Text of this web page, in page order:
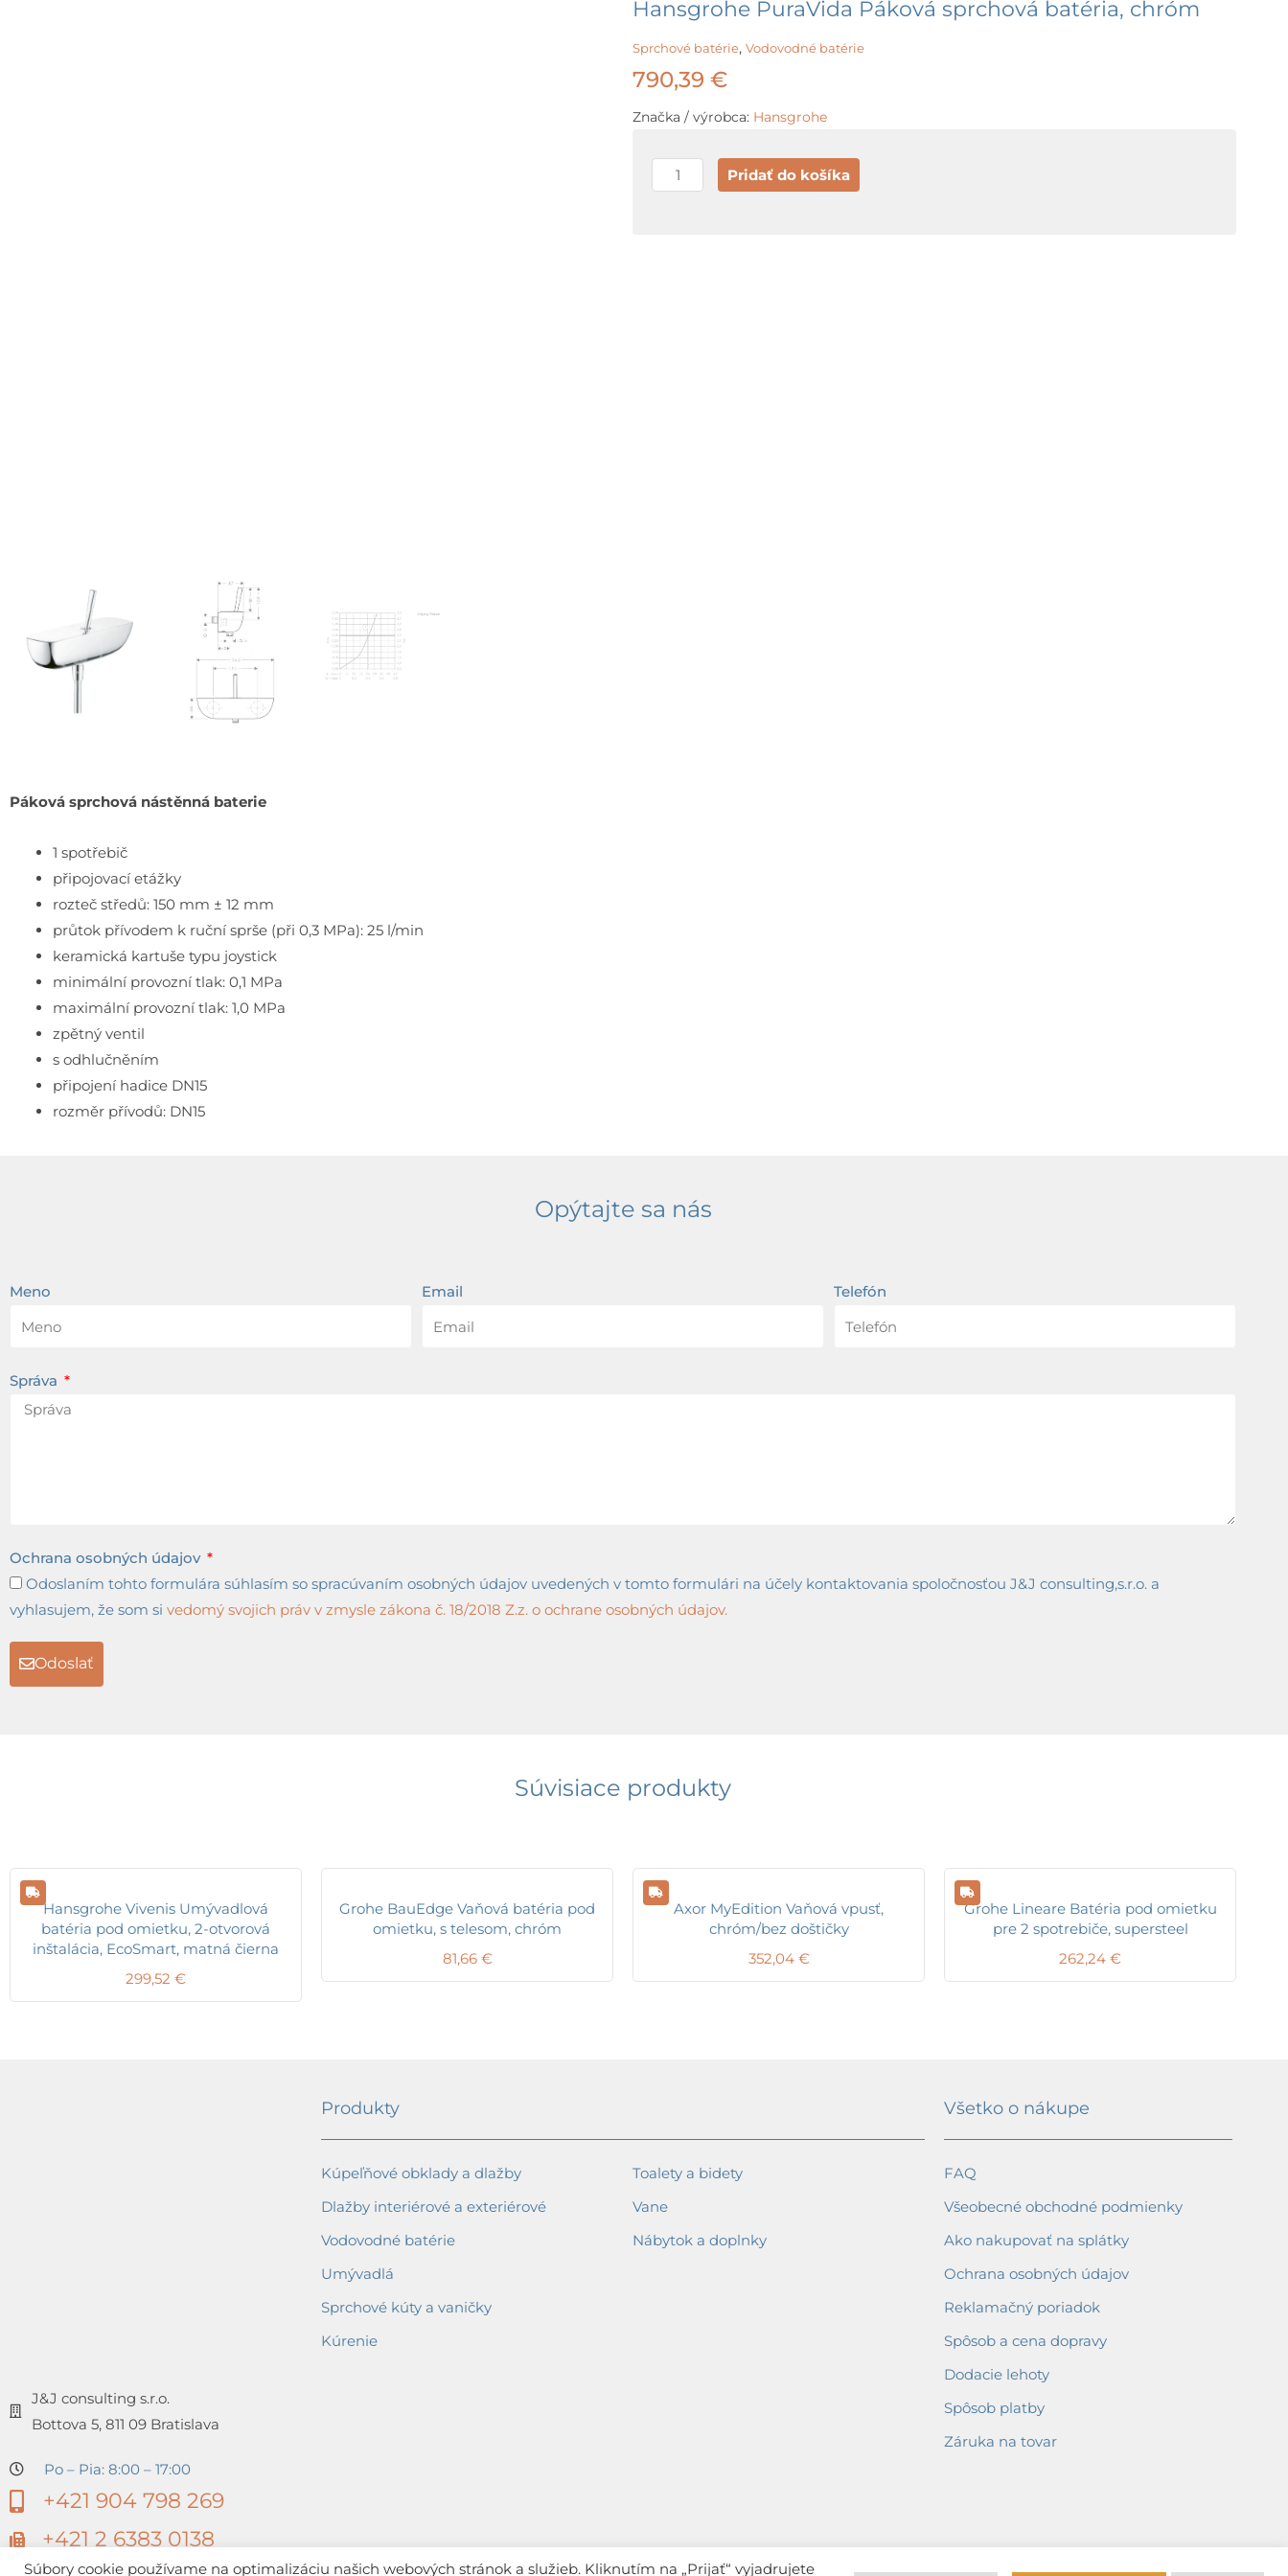
Hansgrohe PuraVida Páková sprchová batéria, chróm
Sprchové batérie, Vodovodné batérie
790,39 €
Značka / výrobca: Hansgrohe
množstvo
Hansgrohe
Pridať do košíka
Páková sprchová nástěnná baterie
1 spotřebič
připojovací etážky
rozteč středů: 150 mm ± 12 mm
průtok přívodem k ruční sprše (při 0,3 MPa): 25 l/min
keramická kartuše typu joystick
minimální provozní tlak: 0,1 MPa
maximální provozní tlak: 1,0 MPa
zpětný ventil
s odhlučněním
připojení hadice DN15
rozměr přívodů: DN15
Opýtajte sa nás
Meno Email Telefón
Správa
Ochrana osobných údajov
Odoslaním tohto formulára súhlasím so spracúvaním osobných údajov uvedených v tomto formulári na účely kontaktovania spoločnosťou J&J consulting,s.r.o. a
vyhlasujem, že som si vedomý svojich práv v zmysle zákona č. 18/2018 Z.z. o ochrane osobných údajov.
Odoslať
Súvisiace produkty
Hansgrohe Vivenis Umývadlová
batéria pod omietku, 2-otvorová
inštalácia, EcoSmart, matná čierna
299,52 €
Grohe BauEdge Vaňová batéria pod
omietku, s telesom, chróm
81,66 €
Axor MyEdition Vaňová vpusť,
chróm/bez doštičky
352,04 €
Grohe Lineare Batéria pod omietku
pre 2 spotrebiče, supersteel
262,24 €
J&J consulting s.r.o.
Bottova 5, 811 09 Bratislava
Po – Pia: 8:00 – 17:00
+421 904 798 269
+421 2 6383 0138
Produkty
Kúpeľňové obklady a dlažby
Dlažby interiérové a exteriérové
Vodovodné batérie
Umývadlá
Sprchové kúty a vaničky
Kúrenie
Toalety a bidety
Vane
Nábytok a doplnky
Všetko o nákupe
FAQ
Všeobecné obchodné podmienky
Ako nakupovať na splátky
Ochrana osobných údajov
Reklamačný poriadok
Spôsob a cena dopravy
Dodacie lehoty
Spôsob platby
Záruka na tovar
Súbory cookie používame na optimalizáciu našich webových stránok a služieb. Kliknutím na „Prijať“ vyjadrujete